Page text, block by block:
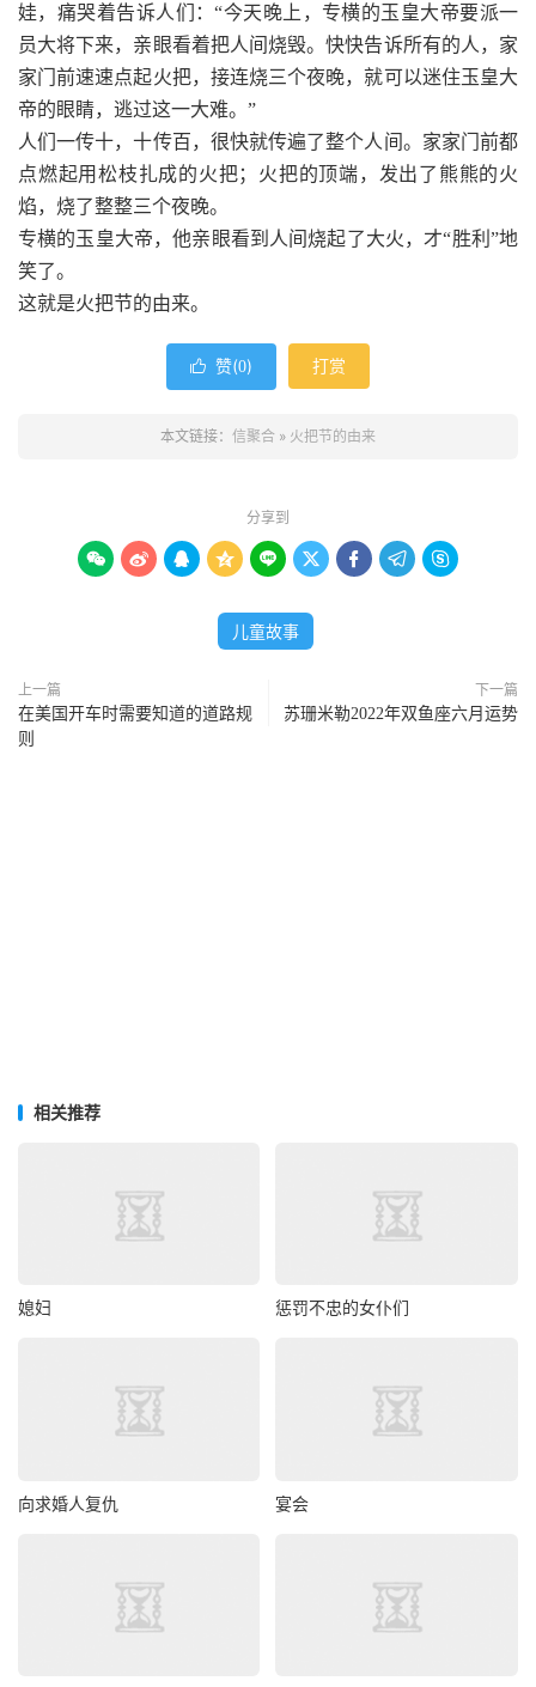
娃，痛哭着告诉人们：“今天晚上，专横的玉皇大帝要派一
员大将下来，亲眼看着把人间烧毁。快快告诉所有的人，家
家门前速速点起火把，接连烧三个夜晚，就可以迷住玉皇大
帝的眼睛，逃过这一大难。”
人们一传十，十传百，很快就传遍了整个人间。家家门前都
点燃起用松枝扎成的火把；火把的顶端，发出了熊熊的火
焰，烧了整整三个夜晚。
专横的玉皇大帝，他亲眼看到人间烧起了大火，才“胜利”地
笑了。
这就是火把节的由来。
 赞(0) 打赏
本文链接： 信聚合 » 火把节的由来
分享到
        
儿童故事
上一篇
在美国开车时需要知道的道路规
则
下一篇
苏珊米勒2022年双鱼座六月运势
相关推荐
媳妇 惩罚不忠的女仆们
向求婚人复仇 宴会